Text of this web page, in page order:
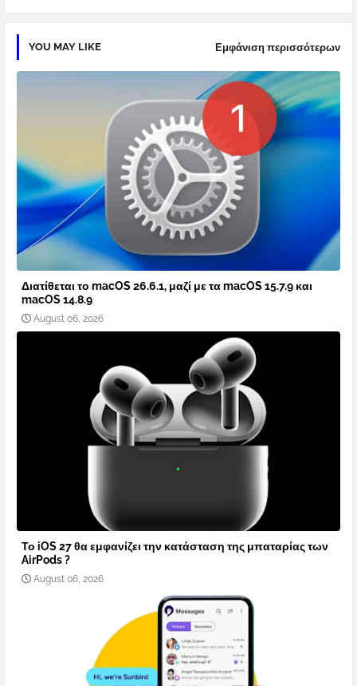
YOU MAY LIKE Εμφάνιση περισσότερων
Διατίθεται το macOS 26.6.1, μαζί με τα macOS 15.7.9 και
macOS 14.8.9
August 06, 2026
Το iOS 27 θα εμφανίζει την κατάσταση της μπαταρίας των
AirPods ?
August 06, 2026